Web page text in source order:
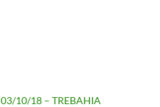
03/10/18 – TREBAHIA